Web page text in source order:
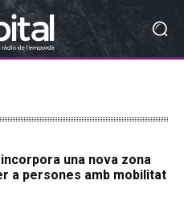
una nova zona
a persones amb mobilitat